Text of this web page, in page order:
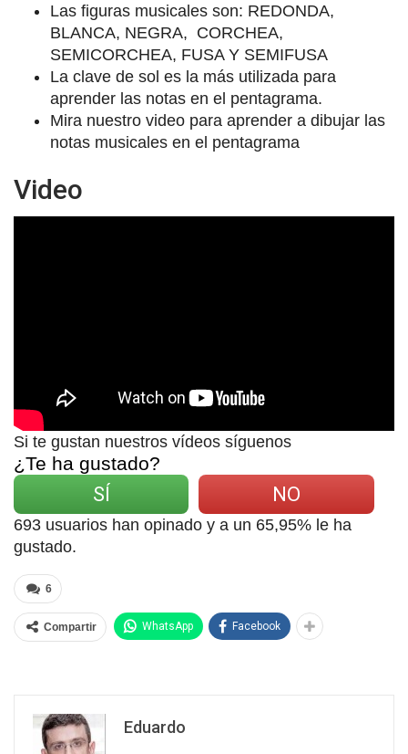
Las figuras musicales son: REDONDA,
BLANCA, NEGRA, CORCHEA,
SEMICORCHEA, FUSA Y SEMIFUSA
La clave de sol es la más utilizada para
aprender las notas en el pentagrama.
Mira nuestro video para aprender a dibujar las
notas musicales en el pentagrama
Video
Si te gustan nuestros vídeos síguenos
¿Te ha gustado?
SÍ NO
693 usuarios han opinado y a un 65,95% le ha
gustado.
6
Compartir WhatsApp Facebook
Eduardo